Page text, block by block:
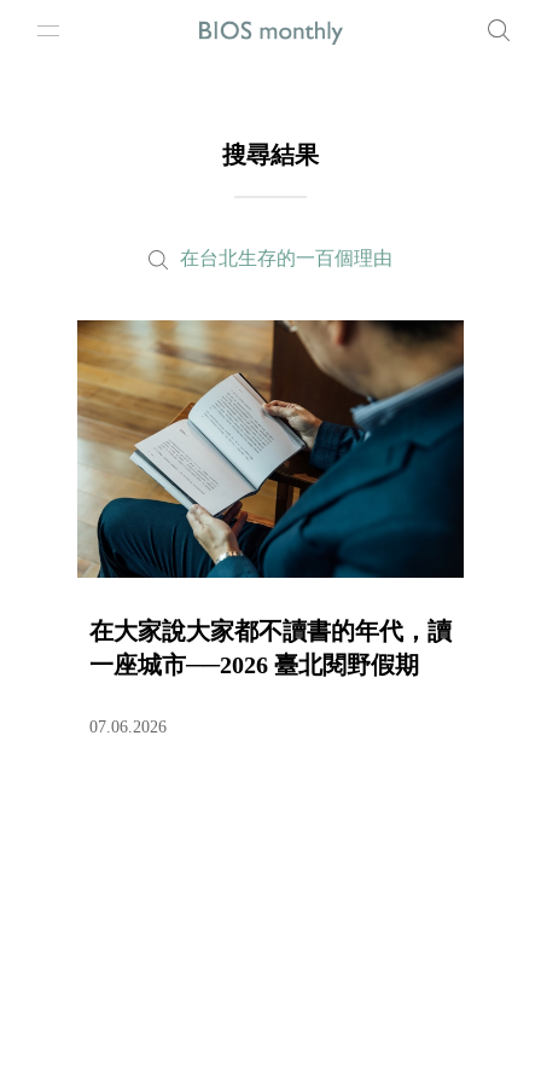
搜尋結果
在台北生存的一百個理由
在大家說大家都不讀書的年代，讀
一座城市──2026 臺北閱野假期
07.06.2026